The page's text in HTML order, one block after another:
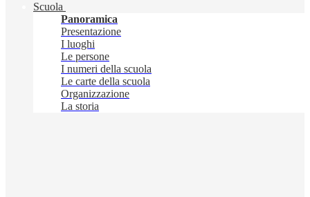
Scuola
Panoramica
Presentazione
I luoghi
Le persone
I numeri della scuola
Le carte della scuola
Organizzazione
La storia